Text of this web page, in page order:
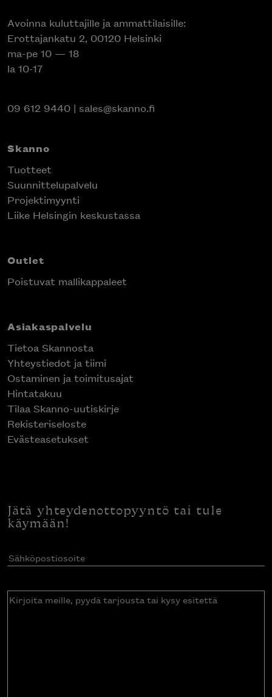
Avoinna kuluttajille ja ammattilaisille:
Erottajankatu 2, 00120 Helsinki
ma-pe 10 — 18
la 10-17
09 612 9440 | sales@skanno.fi
Skanno
Tuotteet
Suunnittelupalvelu
Projektimyynti
Liike Helsingin keskustassa
Outlet
Poistuvat mallikappaleet
Asiakaspalvelu
Tietoa Skannosta
Yhteystiedot ja tiimi
Ostaminen ja toimitusajat
Hintatakuu
Tilaa Skanno-uutiskirje
Rekisteriseloste
Evästeasetukset
Jätä yhteydenottopyyntö tai tule
käymään!
Sähköpostiosoite(Pakollinen)
Kirjoita